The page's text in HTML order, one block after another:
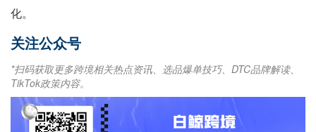
化。
关注公众号
*扫码获取更多跨境相关热点资讯、选品爆单技巧、DTC品牌解读、
TikTok政策内容。